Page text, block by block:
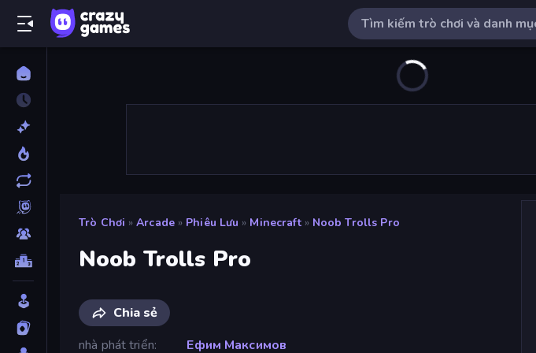
Trò Chơi » Arcade » Phiêu Lưu » Minecraft » Noob Trolls Pro
Noob Trolls Pro
Chia sẻ
nhà phát triển
Ефим Максимов